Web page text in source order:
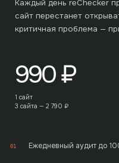
Каждый день reChecker
сайт перестанет
критичная проблема —
990₽
1 сайт
3 сайта — 2 790 ₽
01 Ежедневный аудит до